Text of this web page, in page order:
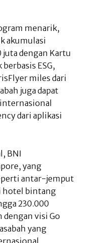
menarik,
akumulasi
dengan Kartu
ESG,
miles dari
juga dapat
dari aplikasi
BNI
yang
antar-jemput
hotel bintang
230.000
visi Go
yang